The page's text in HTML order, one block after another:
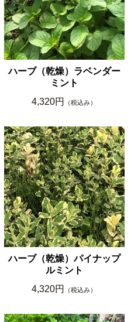
ハーブ（乾燥）ラベンダー
ミント
4,320円
（税込み）
ハーブ（乾燥）パイナップ
ルミント
4,320円
（税込み）